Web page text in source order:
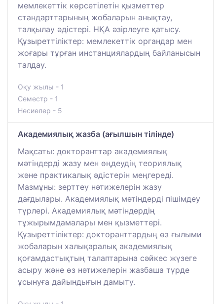
мемлекеттік көрсетілетін қызметтер
стандарттарының жобаларын анықтау,
талқылау әдістері. НҚА әзірлеуге қатысу.
Құзыреттіліктер: мемлекеттік органдар мен
жоғары тұрған инстанциялардың байланысын
талдау.
Оқу жылы - 1
Семестр - 1
Несиелер - 5
Академиялық жазба (ағылшын тілінде)
Мақсаты: докторанттар академиялық
мәтіндерді жазу мен өңдеудің теориялық
және практикалық әдістерін меңгереді.
Мазмұны: зерттеу нәтижелерін жазу
дағдылары. Академиялық мәтіндерді пішімдеу
түрлері. Академиялық мәтіндердің
тұжырымдамалары мен қызметтері.
Құзыреттіліктер: докторанттардың өз ғылыми
жобаларын халықаралық академиялық
қоғамдастықтың талаптарына сәйкес жүзеге
асыру және өз нәтижелерін жазбаша түрде
ұсынуға дайындығын дамыту.